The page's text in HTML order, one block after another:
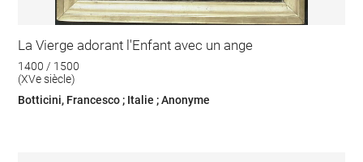
La Vierge adorant l'Enfant avec un ange
1400 / 1500
(XVe siècle)
Botticini, Francesco ; Italie ; Anonyme